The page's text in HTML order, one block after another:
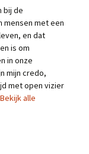
bij de
mensen met een
en dat
is om
in onze
mijn credo,
met open vizier
Bekijk alle